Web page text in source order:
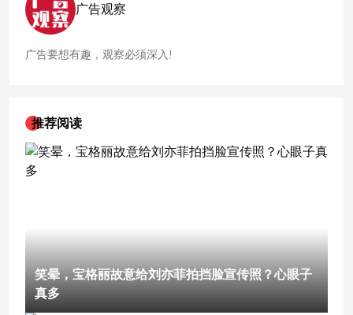
广告观察
广告要想有趣，观察必须深入!
推荐阅读
笑晕，宝格丽故意给刘亦菲拍挡脸宣传照？心眼子
真多